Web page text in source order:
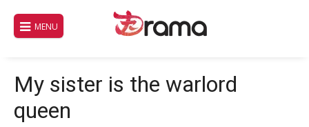
contenido
MENU
My sister is the warlord
queen